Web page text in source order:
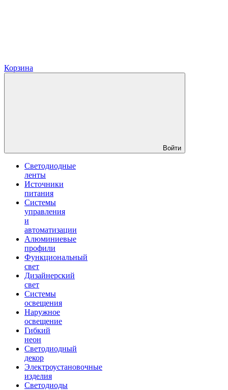
Корзина
Войти
Светодиодные
ленты
Источники
питания
Системы
управления
и
автоматизации
Алюминиевые
профили
Функциональный
свет
Дизайнерский
свет
Системы
освещения
Наружное
освещение
Гибкий
неон
Светодиодный
декор
Электроустановочные
изделия
Светодиоды